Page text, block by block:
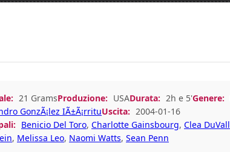
21 GramsProduzione: USADurata: 2h e 5'Genere:
GonzÃ¡lez IÃ±Ã¡rrituUscita: 2004-01-16
Benicio Del Toro, Charlotte Gainsbourg, Clea DuVall
, Melissa Leo, Naomi Watts, Sean Penn